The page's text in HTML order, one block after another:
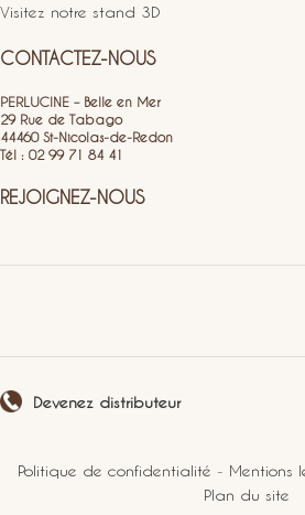
Visitez notre stand 3D
CONTACTEZ-NOUS
PERLUCINE – Belle en Mer
29 Rue de Tabago
44460 St-Nicolas-de-Redon
Tél : 02 99 71 84 41
REJOIGNEZ-NOUS
Devenez distributeur
Politique de confidentialité - Mentions
Plan du site